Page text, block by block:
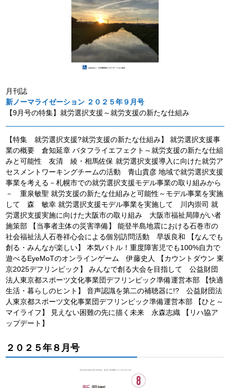
月刊誌
新ノーマライゼーション ２０２５年９月号
【9月号の特集】就労選択支援～就労支援の新たな仕組み
【特集 就労選択支援?就労支援の新たな仕組み】 就労選択支援事
業の概要 倉知延章 バタフライエフェクト～就労支援の新たな仕組
みと可能性 友清 綾・相馬佐保 就労選択支援導入に向けた就労ア
セスメントワーキングチームの活動 青山貴彦 地域で就労選択支援
事業を考える－札幌市での就労選択支援モデル事業の取り組みから
－ 重泉敏聖 就労支援の新たな仕組みと可能性～モデル事業を実施
して 森 敏幸 就労選択支援モデル事業を実施して 川内崇司 就
労選択支援実施に向けた大阪市の取り組み 大阪市福祉局障がい者
施策部 【当事者主体の災害準備】 能登半島地震における石巻市の
社会福祉法人石巻祥心会による個別訪問活動 早坂良和 【なんでも
創る・みんなが楽しい】 本気バトル！重度障害児でも100%自力で
遊べるEyeMoTのオンラインゲーム 伊藤史人 【カウントダウン 東
京2025デフリンピック】 みんなで創る大会を目指して 公益財団
法人東京都スポーツ文化事業団デフリンピック準備運営本部 【快適
生活・暮らしのヒント】 音声認識を第二の補聴器に!? 公益財団法
人東京都スポーツ文化事業団デフリンピック準備運営本部 【ひと～
マイライフ】 見えない困難の先に描く未来 永森志織 【リハ協ア
ップデート】
２０２５年８月号